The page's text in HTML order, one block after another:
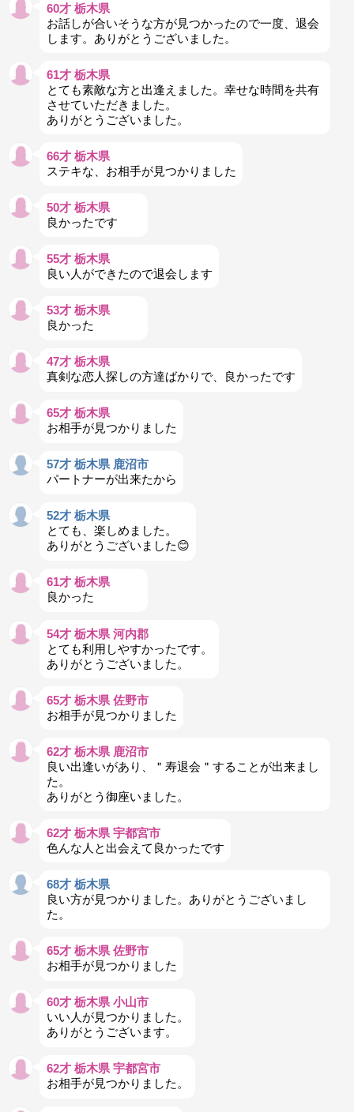
60才 栃木県
お話しが合いそうな方が見つかったので一度、退会
します。ありがとうございました。
61才 栃木県
とても素敵な方と出逢えました。幸せな時間を共有
させていただきました。
ありがとうございました。
66才 栃木県
ステキな、お相手が見つかりました
50才 栃木県
良かったです
55才 栃木県
良い人ができたので退会します
53才 栃木県
良かった
47才 栃木県
真剣な恋人探しの方達ばかりで、良かったです
65才 栃木県
お相手が見つかりました
57才 栃木県 鹿沼市
パートナーが出来たから
52才 栃木県
とても、楽しめました。
ありがとうございました😊
61才 栃木県
良かった
54才 栃木県 河内郡
とても利用しやすかったです。
ありがとうございました。
65才 栃木県 佐野市
お相手が見つかりました
62才 栃木県 鹿沼市
良い出逢いがあり、＂寿退会＂することが出来まし
た。
ありがとう御座いました。
62才 栃木県 宇都宮市
色んな人と出会えて良かったです
68才 栃木県
良い方が見つかりました。ありがとうございまし
た。
65才 栃木県 佐野市
お相手が見つかりました
60才 栃木県 小山市
いい人が見つかりました。
ありがとうございます。
62才 栃木県 宇都宮市
お相手が見つかりました。